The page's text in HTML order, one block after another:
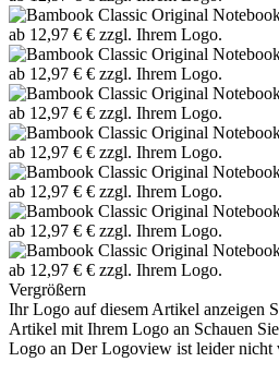
Vergrößern
Ihr Logo auf diesem Artikel anzeigen
Artikel mit Ihrem Logo an Schauen
Logo an Der Logoview ist leider nicht